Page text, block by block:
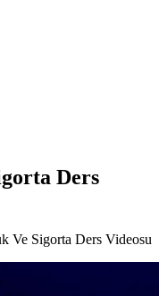
Ders
Ve Sigorta Ders Videosu